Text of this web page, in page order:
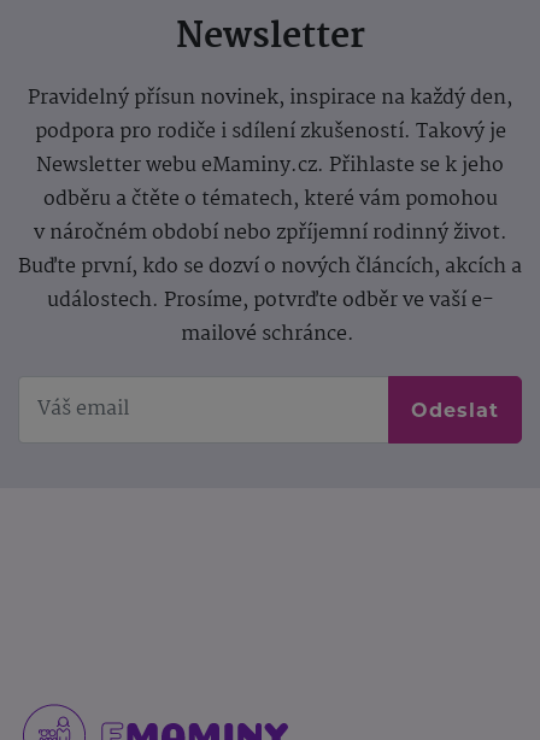
Newsletter
Pravidelný přísun novinek, inspirace na každý den,
podpora pro rodiče i sdílení zkušeností. Takový je
Newsletter webu eMaminy.cz. Přihlaste se k jeho
odběru a čtěte o tématech, které vám pomohou
v náročném období nebo zpříjemní rodinný život.
Buďte první, kdo se dozví o nových článcích, akcích a
událostech. Prosíme, potvrďte odběr ve vaší e-
mailové schránce.
Odeslat